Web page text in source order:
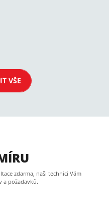
VŠE
zdarma, naši technici Vám
a požadavků.